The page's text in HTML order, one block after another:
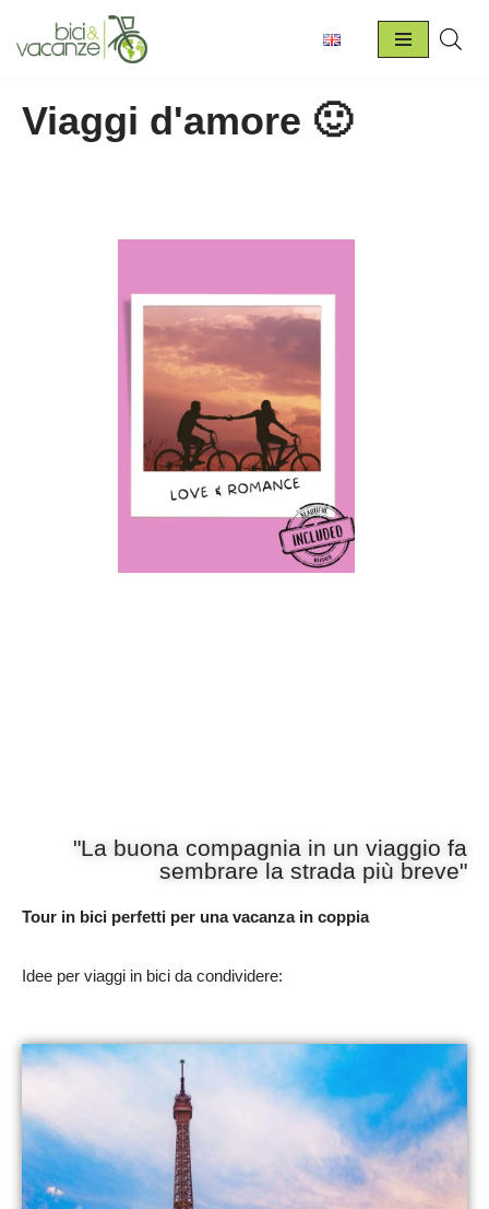
Vai
contenuto
Viaggi d'amore 🙂
"La buona compagnia in un viaggio fa
sembrare la strada più breve"
Tour in bici perfetti per una vacanza in coppia
Idee per viaggi in bici da condividere: